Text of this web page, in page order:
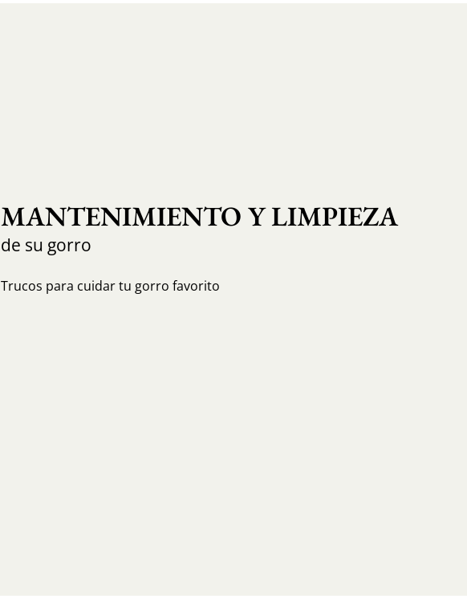
MANTENIMIENTO Y LIMPIEZA
de su gorro
Trucos para cuidar tu gorro favorito